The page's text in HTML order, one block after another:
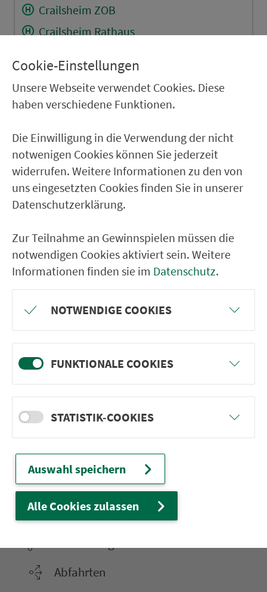
Crailsheim ZOB
Crailsheim Rathaus
Crailsheim Blaufelder Str./ B 290
Beuerlbach Alte Küferei
Satteldorf Rathaus
Ellrichshausen Ortsmitte
Bronnholzheim Ort
Gröningen (SD) Alte Brauerei
Bronnholzheim Ort
Ellrichshausen Ortsmitte
Satteldorf Rathaus
Satteldorf Bahnbrücke
Ver­kehrs­ver­bund Groß­raum
Nürn­berg
22.000 Qua­drat­ki­lo­me­ter. 130 Ver­kehrs­un­
ter­neh­men. 1.100 Linien. Eine Fahr­kar­te.
Abfahrten
Cookie-Einstellungen
Unsere Webseite verwendet Cookies. Diese
haben verschiedene Funktionen.
Die Einwilligung in die Verwendung der nicht
notwenigen Cookies können Sie jederzeit
widerrufen. Weitere Informationen zu den von
uns eingesetzten Cookies finden Sie in unserer
Datenschutzerklärung.
Zur Teilnahme an Gewinnspielen müssen die
notwendigen Cookies aktiviert sein. Weitere
Informationen finden sie im Datenschutz.
NOTWENDIGE COOKIES
FUNKTIONALE COOKIES
STATISTIK-COOKIES
Auswahl speichern
Alle Cookies zulassen